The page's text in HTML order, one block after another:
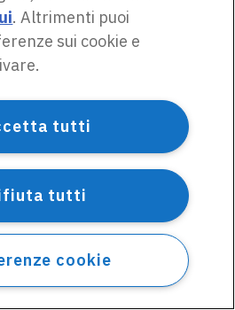
. Altrimenti puoi
sui cookie e
tutti
tutti
cookie